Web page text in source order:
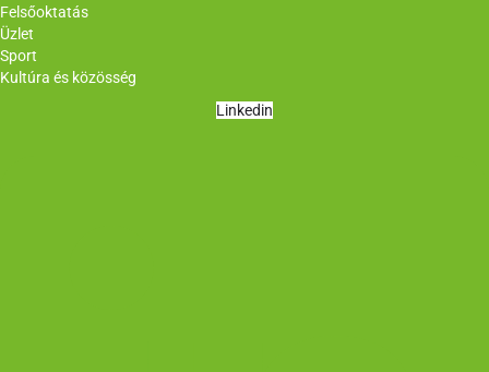
Felsőoktatás
Üzlet
Sport
Kultúra és közösség
Linkedin